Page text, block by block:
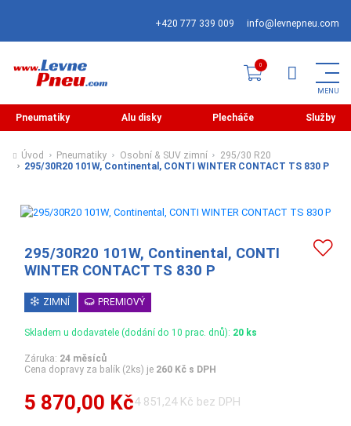
+420 777 339 009 info@levnepneu.com
Pneumatiky Alu disky Plecháče Služby
Úvod Pneumatiky Osobní & SUV zimní
295/30 R20
295/30R20 101W, Continental, CONTI WINTER CONTACT TS 830 P
295/30R20 101W, Continental, CONTI
WINTER CONTACT TS 830 P
ZIMNÍ PREMIOVÝ
Skladem u dodavatele (dodání do 10 prac. dnů): 20 ks
Záruka: 24 měsíců
Cena dopravy za balík (2ks) je 260 Kč s DPH
5 870,00 Kč4 851,24 Kč bez DPH